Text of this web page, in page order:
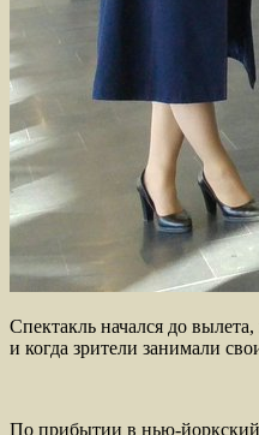
Спектакль начался до
и когда зрители занимали
По прибытии в нью-